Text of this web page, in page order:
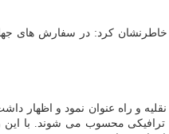
كرد: در سفارش های
و راه عنوان نمود و اظهار
محسوب می شوند. با